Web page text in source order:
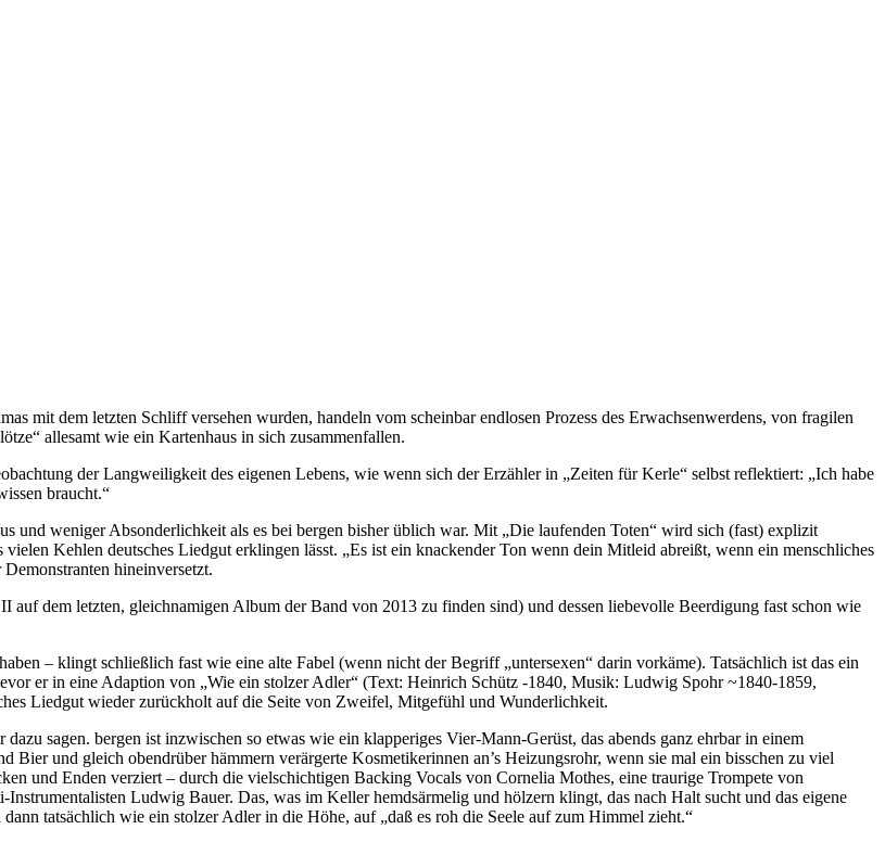
mit dem letzten Schliff versehen wurden, handeln vom scheinbar endlosen Prozess des Erwachsenwerdens, von fragilen
allesamt wie ein Kartenhaus in sich zusammenfallen.
der Langweiligkeit des eigenen Lebens, wie wenn sich der Erzähler in „Zeiten für Kerle“ selbst reflektiert: „Ich habe
braucht.“
und weniger Absonderlichkeit als es bei bergen bisher üblich war. Mit „Die laufenden Toten“ wird sich (fast) explizit
Kehlen deutsches Liedgut erklingen lässt. „Es ist ein knackender Ton wenn dein Mitleid abreißt, wenn ein menschliches
hineinversetzt.
dem letzten, gleichnamigen Album der Band von 2013 zu finden sind) und dessen liebevolle Beerdigung fast schon wie
– klingt schließlich fast wie eine alte Fabel (wenn nicht der Begriff „untersexen“ darin vorkäme). Tatsächlich ist das ein
er in eine Adaption von „Wie ein stolzer Adler“ (Text: Heinrich Schütz -1840, Musik: Ludwig Spohr ~1840-1859,
Liedgut wieder zurückholt auf die Seite von Zweifel, Mitgefühl und Wunderlichkeit.
sagen. bergen ist inzwischen so etwas wie ein klapperiges Vier-Mann-Gerüst, das abends ganz ehrbar in einem
und gleich obendrüber hämmern verärgerte Kosmetikerinnen an’s Heizungsrohr, wenn sie mal ein bisschen zu viel
und Enden verziert – durch die vielschichtigen Backing Vocals von Cornelia Mothes, eine traurige Trompete von
Ludwig Bauer. Das, was im Keller hemdsärmelig und hölzern klingt, das nach Halt sucht und das eigene
tatsächlich wie ein stolzer Adler in die Höhe, auf „daß es roh die Seele auf zum Himmel zieht.“